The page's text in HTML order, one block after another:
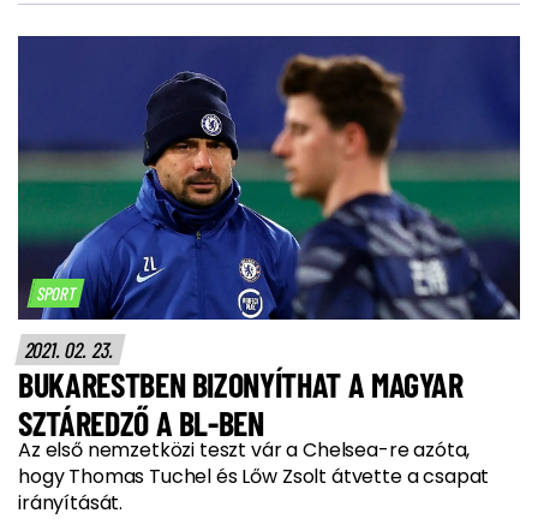
SPORT
2021. 02. 23.
BUKARESTBEN BIZONYÍTHAT A MAGYAR
SZTÁREDZŐ A BL-BEN
Az első nemzetközi teszt vár a Chelsea-re azóta,
hogy Thomas Tuchel és Lőw Zsolt átvette a csapat
irányítását.